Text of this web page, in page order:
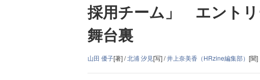
採用チーム」 エント
舞台裏
山田 優子[著] /北浦 汐見[写] /井上奈美香（HRzine編集部） [聞]